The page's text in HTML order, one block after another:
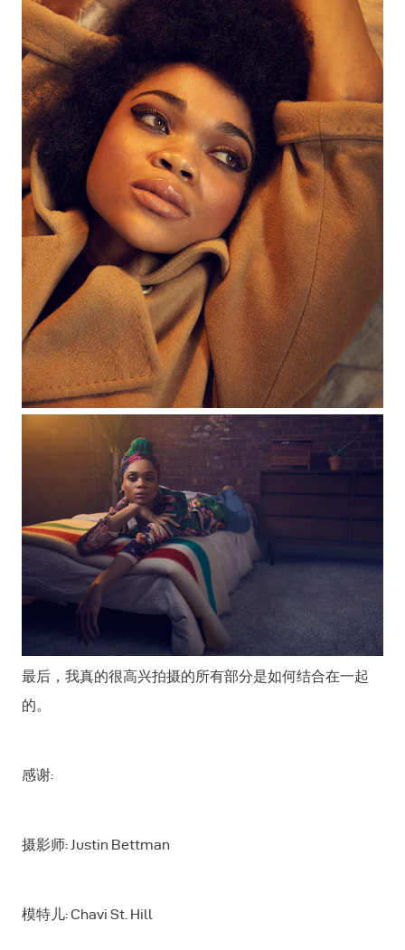
最后，我真的很高兴拍摄的所有部分是如何结合在一起
的。
感谢:
摄影师: Justin Bettman
模特儿: Chavi St. Hill